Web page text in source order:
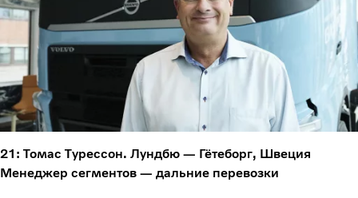
21: Томас Турессон. Лундбю — Гётеборг, Швеция
Менеджер сегментов — дальние перевозки